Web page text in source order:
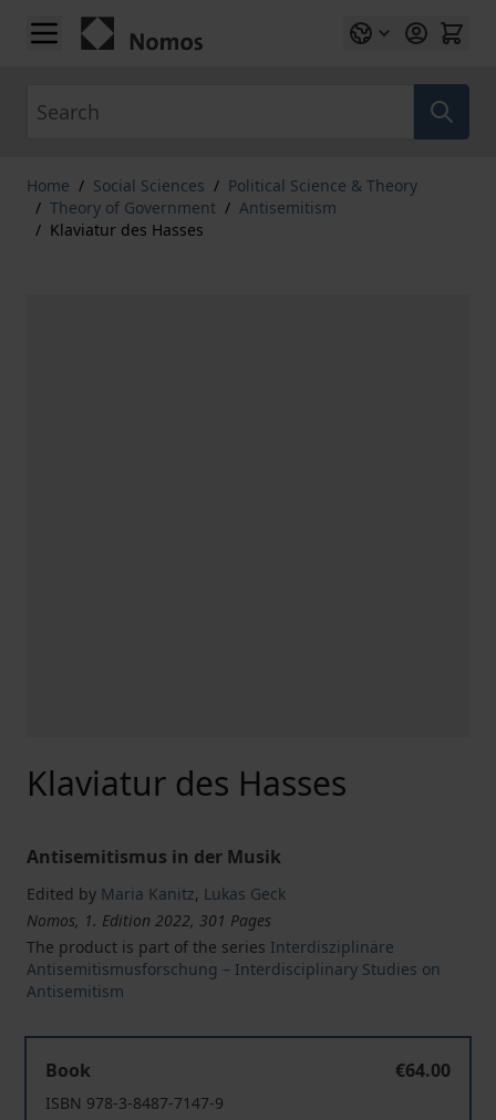
Skip to Content
Home / Social Sciences / Political Science & Theory
/ Theory of Government / Antisemitism
/ Klaviatur des Hasses
Klaviatur des Hasses
Antisemitismus in der Musik
Edited by Maria Kanitz, Lukas Geck
Nomos, 1. Edition 2022, 301 Pages
The product is part of the series Interdisziplinäre
Antisemitismusforschung – Interdisciplinary Studies on
Antisemitism
Book
€64.00
ISBN 978-3-8487-7147-9